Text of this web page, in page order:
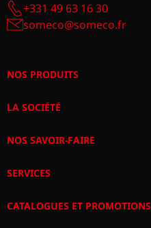
+331 49 63 16 30
someco@someco.fr
NOS PRODUITS
LA SOCIÉTÉ
NOS SAVOIR-FAIRE
SERVICES
CATALOGUES ET PROMOTIONS